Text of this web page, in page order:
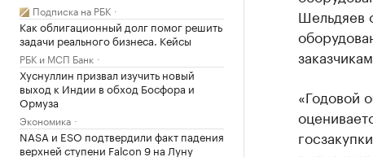
Подписка на РБК
Как облигационный долг помог решить
задачи реального бизнеса. Кейсы
РБК и МСП Банк
Хуснуллин призвал изучить новый
выход к Индии в обход Босфора и
Ормуза
Экономика
NASA и ESO подтвердили факт падения
верхней ступени Falcon 9 на Луну
Шельдяев
заказчикам.
«Годовой